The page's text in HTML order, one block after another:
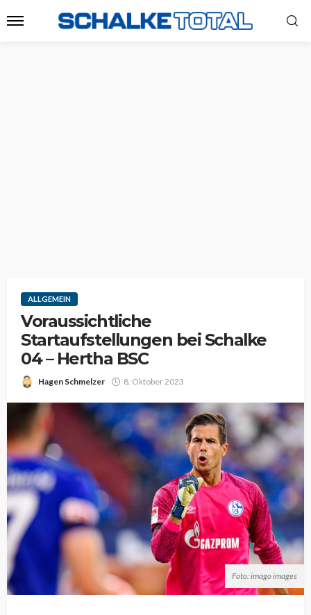
ALLGEMEIN
Voraussichtliche
Startaufstellungen bei Schalke
04 – Hertha BSC
Hagen Schmelzer 8. Oktober 2023
Foto: imago images